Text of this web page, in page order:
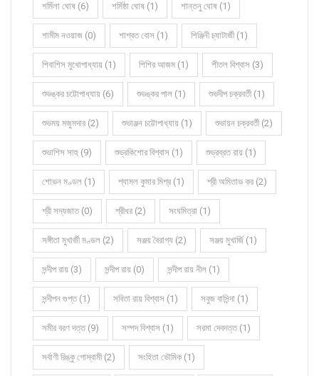
শর্মিলা ঘোষ (6) শর্মিষ্ঠা ঘোষ (1) শান্তনু ঘোষ (1)
শামীম নওয়াজ (0) শাশ্বত বোস (1) শিঞ্জিনী চ্যাটার্জী (1)
শিবাশিস মুখোপাধ্যায় (1) শিশির আজম (1) শীতল বিশ্বাস (3)
শুভঙ্কর চট্টোপাধ্যায় (6) শুভঙ্কর পাল (1) শুভদীপ চক্রবর্তী (1)
শুভময় মজুমদার (2) শুভাঞ্জন চট্টোপাধ্যায় (1) শুভায়ন চক্রবর্তী (2)
শুভাশিস সাহু (9) শুভ্রকিশোর বিশ্বাস (1) শুভ্রব্রত রায় (1)
শোভন মণ্ডল (1) শ্যামল কুমার মিশ্র (1) শ্রী অমিতাভ কর (2)
শ্রী সদ্যজাত (0) শ্রীধর (2) সংঘমিত্রা (1)
সঙ্গীতা মুখার্জী মণ্ডল (2) সঞ্জয় বৈরাগ্য (2) সঞ্জয় মুখার্জি (1)
সন্দীপ রায় (3) সন্দীপ রায় (0) সন্দীপ রায় নীল (1)
সন্দীপন গুপ্ত (1) সবিতা রায় বিশ্বাস (1) সবুজ বাসিন্দা (1)
সমীর বরণ দত্ত (9) সম্পদ বিশ্বাস (1) সরমা দেবদত্ত (1)
সর্বাণী রিঙ্কু গোস্বামী (2) সংহিতা ভৌমিক (1)